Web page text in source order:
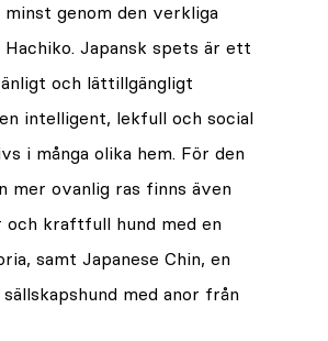
genom den verkliga
Japansk spets är ett
och lättillgängligt
intelligent, lekfull och social
i många olika hem. För den
mer ovanlig ras finns även
och kraftfull hund med en
samt Japanese Chin, en
med anor från